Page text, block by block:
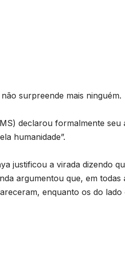
surpreende mais ninguém.
declarou formalmente
humanidade”.
justificou a virada dizendo
argumentou que, em
enquanto os do